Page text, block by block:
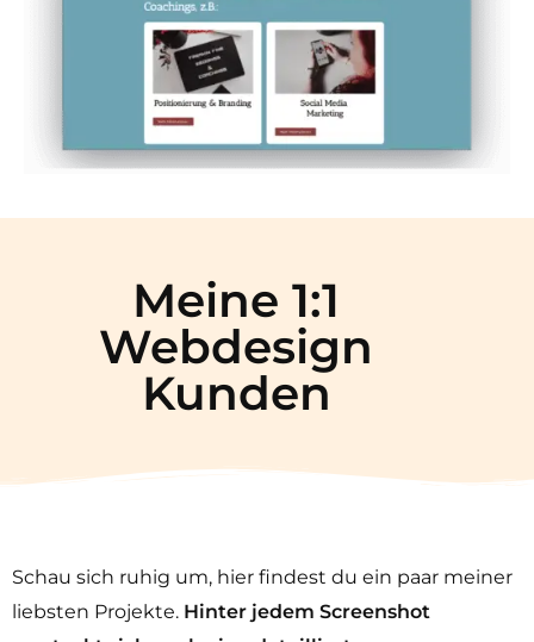
Meine 1:1
Webdesign
Kunden
Schau sich ruhig um, hier findest du ein paar meiner
liebsten Projekte. Hinter jedem Screenshot